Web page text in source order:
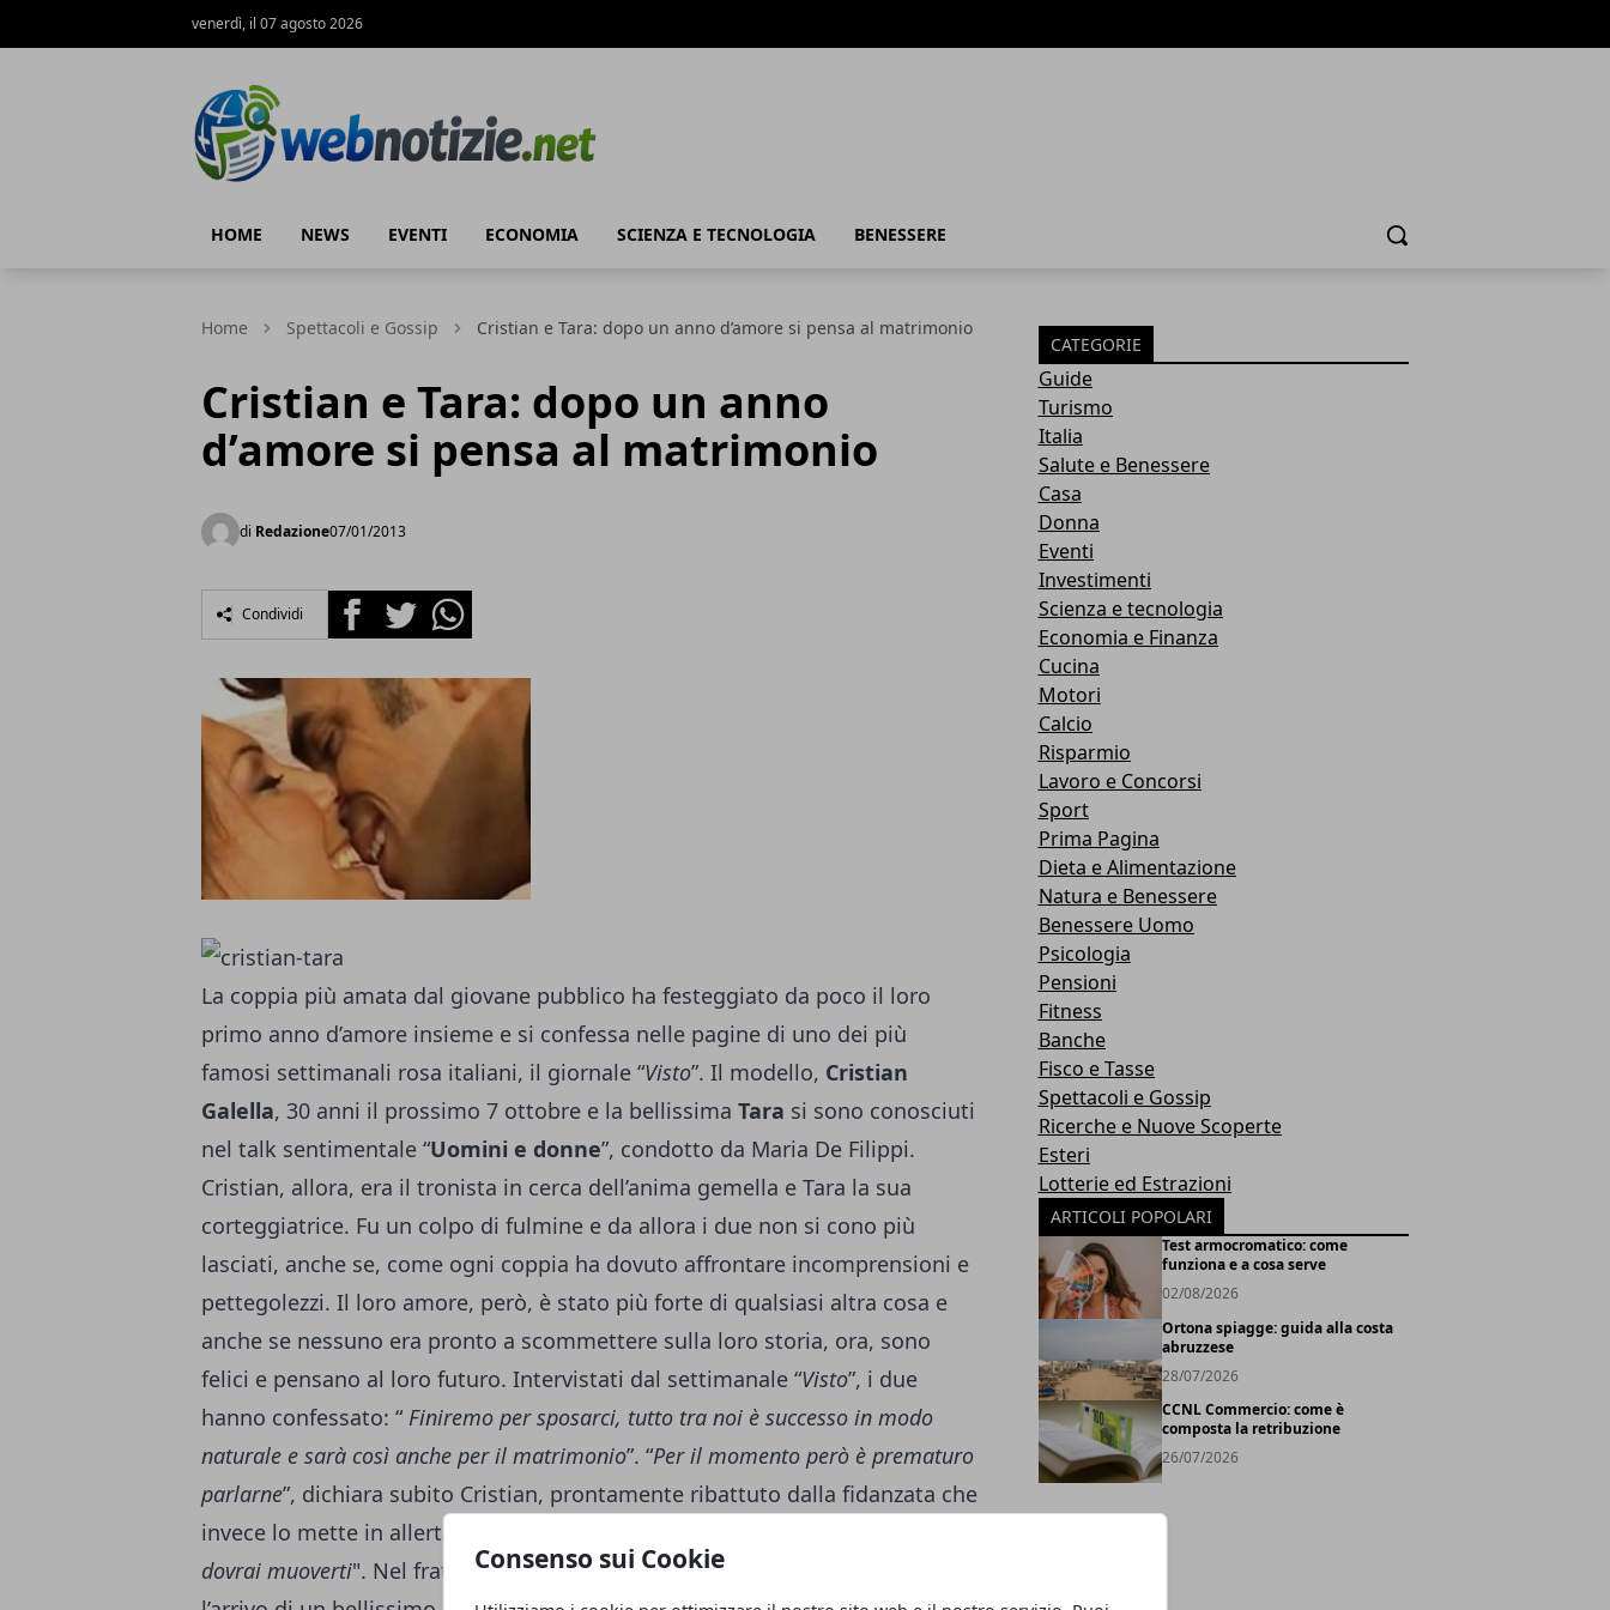
Consenso sui Cookie
venerdì, il 07 agosto 2026
HOME NEWS EVENTI ECONOMIA SCIENZA E TECNOLOGIA BENESSERE Cerca
Home Spettacoli e Gossip Cristian e Tara: dopo un anno d’amore si pensa al matrimonio
Cristian e Tara: dopo un anno
d’amore si pensa al matrimonio
di Redazione07/01/2013
Condividi FacebookTwitterWhatsapp
La coppia più amata dal giovane pubblico ha festeggiato da poco il loro
primo anno d’amore insieme e si confessa nelle pagine di uno dei più
famosi settimanali rosa italiani, il giornale “Visto”. Il modello, Cristian
Galella, 30 anni il prossimo 7 ottobre e la bellissima Tara si sono conosciuti
nel talk sentimentale “Uomini e donne”, condotto da Maria De Filippi.
Cristian, allora, era il tronista in cerca dell’anima gemella e Tara la sua
corteggiatrice. Fu un colpo di fulmine e da allora i due non si cono più
lasciati, anche se, come ogni coppia ha dovuto affrontare incomprensioni e
pettegolezzi. Il loro amore, però, è stato più forte di qualsiasi altra cosa e
anche se nessuno era pronto a scommettere sulla loro storia, ora, sono
felici e pensano al loro futuro. Intervistati dal settimanale “Visto”, i due
hanno confessato: “ Finiremo per sposarci, tutto tra noi è successo in modo
naturale e sarà così anche per il matrimonio”. “Per il momento però è prematuro
parlarne”, dichiara subito Cristian, prontamente ribattuto dalla fidanzata che
invece lo mette in allerta: “
dovrai muoverti". Nel frattempo, un passo in avanti è già stato compiuto con
CATEGORIE
Guide
Turismo
Italia
Salute e Benessere
Casa
Donna
Eventi
Investimenti
Scienza e tecnologia
Economia e Finanza
Cucina
Motori
Calcio
Risparmio
Lavoro e Concorsi
Sport
Prima Pagina
Dieta e Alimentazione
Natura e Benessere
Benessere Uomo
Psicologia
Pensioni
Fitness
Banche
Fisco e Tasse
Spettacoli e Gossip
Ricerche e Nuove Scoperte
Esteri
Lotterie ed Estrazioni
ARTICOLI POPOLARI
Test armocromatico: come
funziona e a cosa serve
02/08/2026
Ortona spiagge: guida alla costa
abruzzese
28/07/2026
CCNL Commercio: come è
composta la retribuzione
26/07/2026